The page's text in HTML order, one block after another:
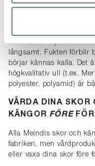
kan ha en betydande
absorberar mycket fukt
långsamt. Fukten förblir
börjar kännas kalla. Det
högkvalitativ ull (t.ex.
polyester, polyamid) är
VÅRDA DINA SKOR
KÄNGOR FÖRE
Alla Meindls skor och
fabriken, men
eller vaxa dina skor före